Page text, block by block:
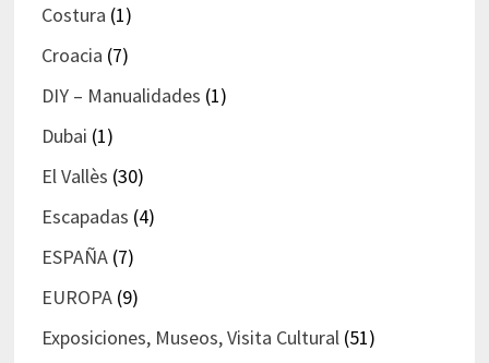
Costura (1)
Croacia (7)
DIY – Manualidades (1)
Dubai (1)
El Vallès (30)
Escapadas (4)
ESPAÑA(7)
EUROPA(9)
Exposiciones, Museos, Visita Cultural(51)